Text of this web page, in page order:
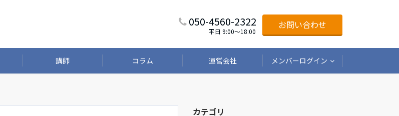
050-4560-2322
平日 9:00〜18:00
お問い合わせ
講師 コラム 運営会社 メンバーログイン
カテゴリ